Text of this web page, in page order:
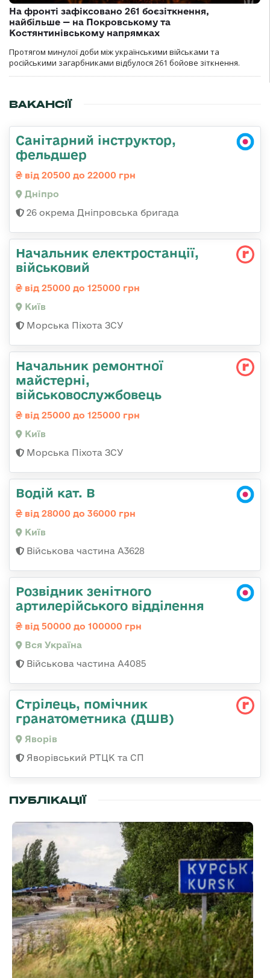
На фронті зафіксовано 261 боєзіткнення,
найбільше — на Покровському та
Костянтинівському напрямках
Протягом минулої доби між українськими військами та
російськими загарбниками відбулося 261 бойове зіткнення.
ВАКАНСІЇ
Санітарний інструктор,
фельдшер
від 20500 до 22000 грн
Дніпро
26 окрема Дніпровська бригада
Начальник електpостанції,
військовий
від 25000 до 125000 грн
Київ
Морська Піхота ЗСУ
Начальник ремонтної
майстерні,
військовослужбовець
від 25000 до 125000 грн
Київ
Морська Піхота ЗСУ
Водій кат. В
від 28000 до 36000 грн
Київ
Військова частина А3628
Розвідник зенітного
артилерійського відділення
від 50000 до 100000 грн
Вся Україна
Військова частина А4085
Стрілець, помічник
гранатометника (ДШВ)
Яворів
Яворівський РТЦК та СП
ПУБЛІКАЦІЇ